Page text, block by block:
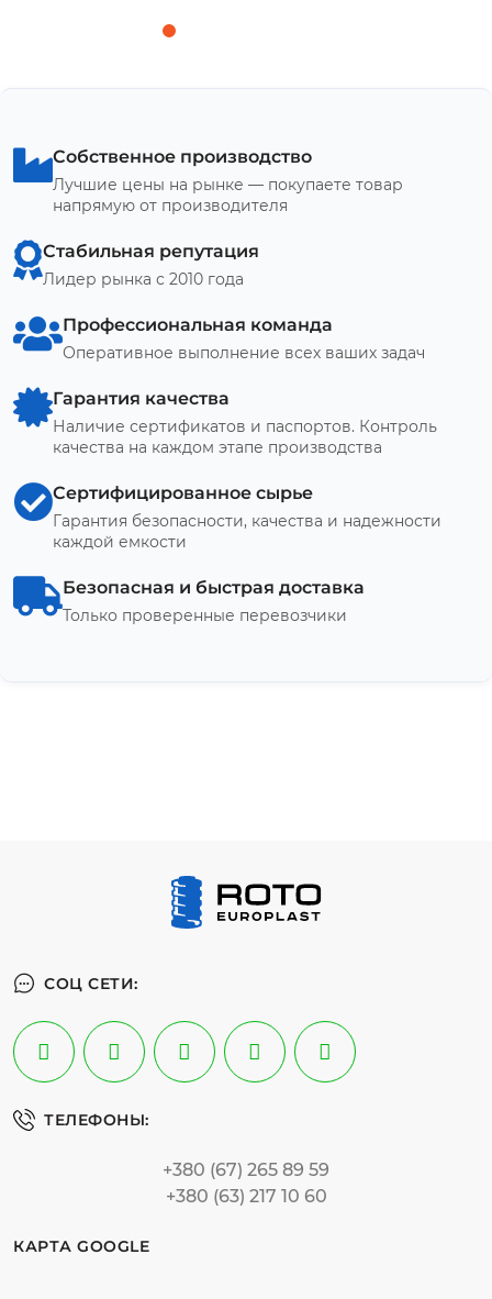
Собственное производство
Лучшие цены на рынке — покупаете товар
напрямую от производителя
Стабильная репутация
Лидер рынка с 2010 года
Профессиональная команда
Оперативное выполнение всех ваших задач
Гарантия качества
Наличие сертификатов и паспортов. Контроль
качества на каждом этапе производства
Сертифицированное сырье
Гарантия безопасности, качества и надежности
каждой емкости
Безопасная и быстрая доставка
Только проверенные перевозчики
СОЦ СЕТИ:
ТЕЛЕФОНЫ:
+380 (67) 265 89 59
+380 (63) 217 10 60
КАРТА GOOGLE